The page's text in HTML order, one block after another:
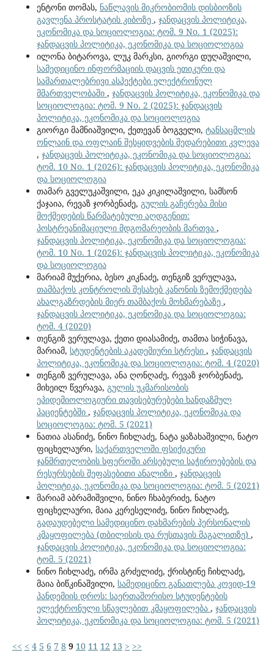
ენტონი თომას, ნაწლავის მიკრობიომის დისბიოზის
გავლენა პროსტატის კიბოზე , ჯანდაცვის პოლიტიკა,
ეკონომიკა და სოციოლოგია: ტომ. 9 No. 1 (2025):
ჯანდაცვის პოლიტიკა, ეკონომიკა და სოციოლოგია
ილონა ბიტაროვა, ლუკ მარკსი, გიორგი დუღაშვილი,
სამედიცინო ინფორმაციის დაცვის ეთიკური და
სამართალებრივი ასპექტები ელექტრონულ
მმართველობაში , ჯანდაცვის პოლიტიკა, ეკონომიკა და
სოციოლოგია: ტომ. 9 No. 2 (2025): ჯანდაცვის
პოლიტიკა, ეკონომიკა და სოციოლოგია
გიორგი მამნიაშვილი, ქეთევან ბოგველი, ტანსაცმლის
ონლაინ და ოფლაინ შესყიდვების შედარებითი კვლევა
, ჯანდაცვის პოლიტიკა, ეკონომიკა და სოციოლოგია:
ტომ. 10 No. 1 (2026): ჯანდაცვის პოლიტიკა, ეკონომიკა
და სოციოლოგია
თამარ გველუკაშვილი, ეკა კიკილაშვილი, სამსონ
ქაჯაია, რევაზ ჯორბენაძე, გულის გაჩერება მისი
მოქმედების წარმატებული აღდგენით:
პოსტრეანიმაციული მდგომარეობის მართვა ,
ჯანდაცვის პოლიტიკა, ეკონომიკა და სოციოლოგია:
ტომ. 10 No. 1 (2026): ჯანდაცვის პოლიტიკა, ეკონომიკა
და სოციოლოგია
მარიამ მუქერია, ბესო კიკნაძე, თენგიზ ვერულავა,
თამბაქოს კონტროლის შესახებ კანონის ზემოქმედება
ახალგაზრდების მიერ თამბაქოს მოხმარებაზე ,
ჯანდაცვის პოლიტიკა, ეკონომიკა და სოციოლოგია:
ტომ. 4 (2020)
თენგიზ ვერულავა, ქეთი დიასამიძე, თამთა სიჭინავა,
მარიამ, სტუდენტების აკადემიური სტრესი , ჯანდაცვის
პოლიტიკა, ეკონომიკა და სოციოლოგია: ტომ. 4 (2020)
თენგიზ ვერულავა, ანა ღონღაძე, რევაზ ჯორბენაძე,
მიხეილ წვერავა, გულის უკმარისობის
ეპიდემიოლოგიური თავისებურებები ხანდაზმულ
პაციენტებში , ჯანდაცვის პოლიტიკა, ეკონომიკა და
სოციოლოგია: ტომ. 5 (2021)
ნათია ასანიძე, ნინო ჩიხლაძე, ნატა ყაზახაშვილი, ნატო
ფიცხელაური, საქართველოში ფსიქიკური
ჯანმრთელობის სფეროში არსებული საჭიროებების და
რესურსების შეფასებითი ანალიზი , ჯანდაცვის
პოლიტიკა, ეკონომიკა და სოციოლოგია: ტომ. 5 (2021)
მარიამ აბრამიშვილი, ნინო ჩხაბერიძე, ნატო
ფიცხელაური, მაია კერესელიძე, ნინო ჩიხლაძე,
გადაუდებელი სამედიცინო დახმარების პერსონალის
კმაყოფილება (თბილისის და რუსთავის მაგალითზე) ,
ჯანდაცვის პოლიტიკა, ეკონომიკა და სოციოლოგია:
ტომ. 5 (2021)
ნინო ჩიხლაძე, ირმა გრძელიძე, ქრისტინე ჩიხლაძე,
მაია ბიწკინაშვილი, სამედიცინო განათლება კოვიდ-19
პანდემიის დროს: საერთაშორისო სტუდენტების
ელექტრონული სწავლებით კმაყოფილება , ჯანდაცვის
პოლიტიკა, ეკონომიკა და სოციოლოგია: ტომ. 5 (2021)
<< < 4 5 6 7 8 9 10 11 12 13 > >>